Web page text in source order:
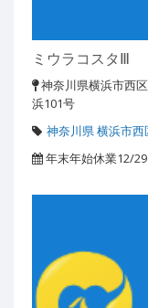
ミウラコスタⅢ
神奈川県横浜市西
浜101号
神奈川県 横浜市西
年末年始休業12/